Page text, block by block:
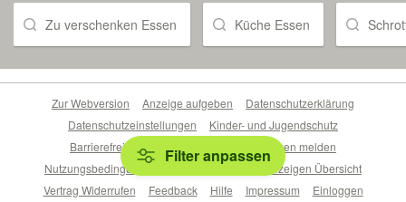
Zu verschenken Essen Küche Essen
Filter anpassen
Zur Webversion Anzeige aufgeben
Datenschutzerklärung
Datenschutzeinstellungen
Kinder- und Jugendschutz
Barrierefreiheitserklärung
Sicherheitslücken melden
Nutzungsbedingungen
Beliebte Suchen
Anzeigen Übersicht
Vertrag Widerrufen
Feedback Hilfe Impressum Einloggen